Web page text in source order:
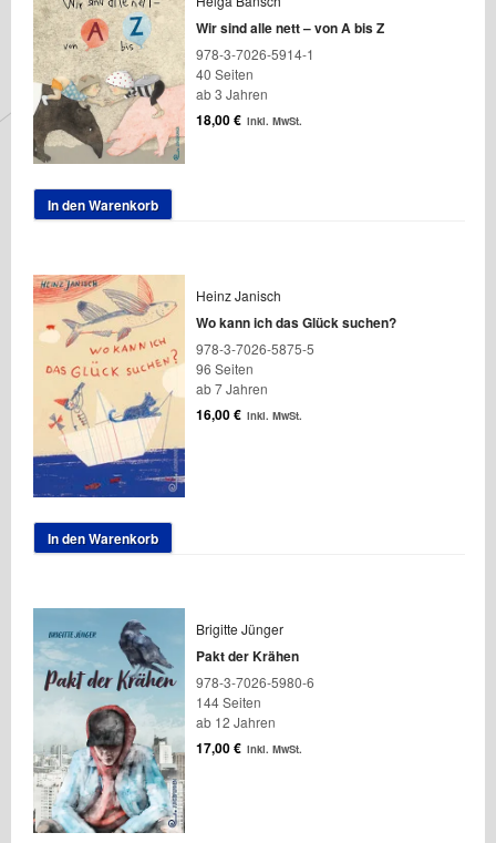
Wir sind alle nett – von A bis Z
978-3-7026-5914-1
40 Seiten
ab 3 Jahren
18,00€ inkl. MwSt.
In den Warenkorb
Heinz Janisch
Wo kann ich das Glück suchen?
978-3-7026-5875-5
96 Seiten
ab 7 Jahren
16,00€ inkl. MwSt.
In den Warenkorb
Brigitte Jünger
Pakt der Krähen
978-3-7026-5980-6
144 Seiten
ab 12 Jahren
17,00€ inkl. MwSt.